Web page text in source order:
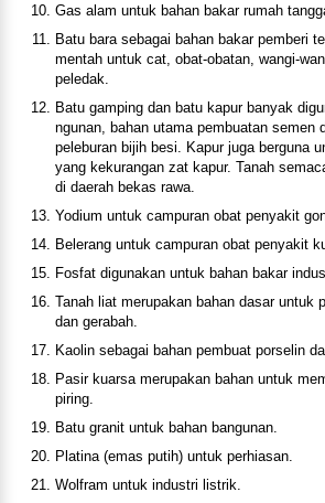
Gas alam untuk bahan bakar rumah
Batu bara sebagai bahan bakar pemberi
mentah untuk cat, obat-obatan, wangi-
peledak.
Batu gamping dan batu kapur banyak
ngunan, bahan utama pembuatan semen
peleburan bijih besi. Kapur juga berguna
yang kekurangan zat kapur. Tanah
di daerah bekas rawa.
Yodium untuk campuran obat penyakit
Belerang untuk campuran obat penyakit
Fosfat digunakan untuk bahan bakar
Tanah liat merupakan bahan dasar untuk
dan gerabah.
Kaolin sebagai bahan pembuat porselin
Pasir kuarsa merupakan bahan untuk
piring.
Batu granit untuk bahan bangunan.
Platina (emas putih) untuk perhiasan.
Wolfram untuk industri listrik.